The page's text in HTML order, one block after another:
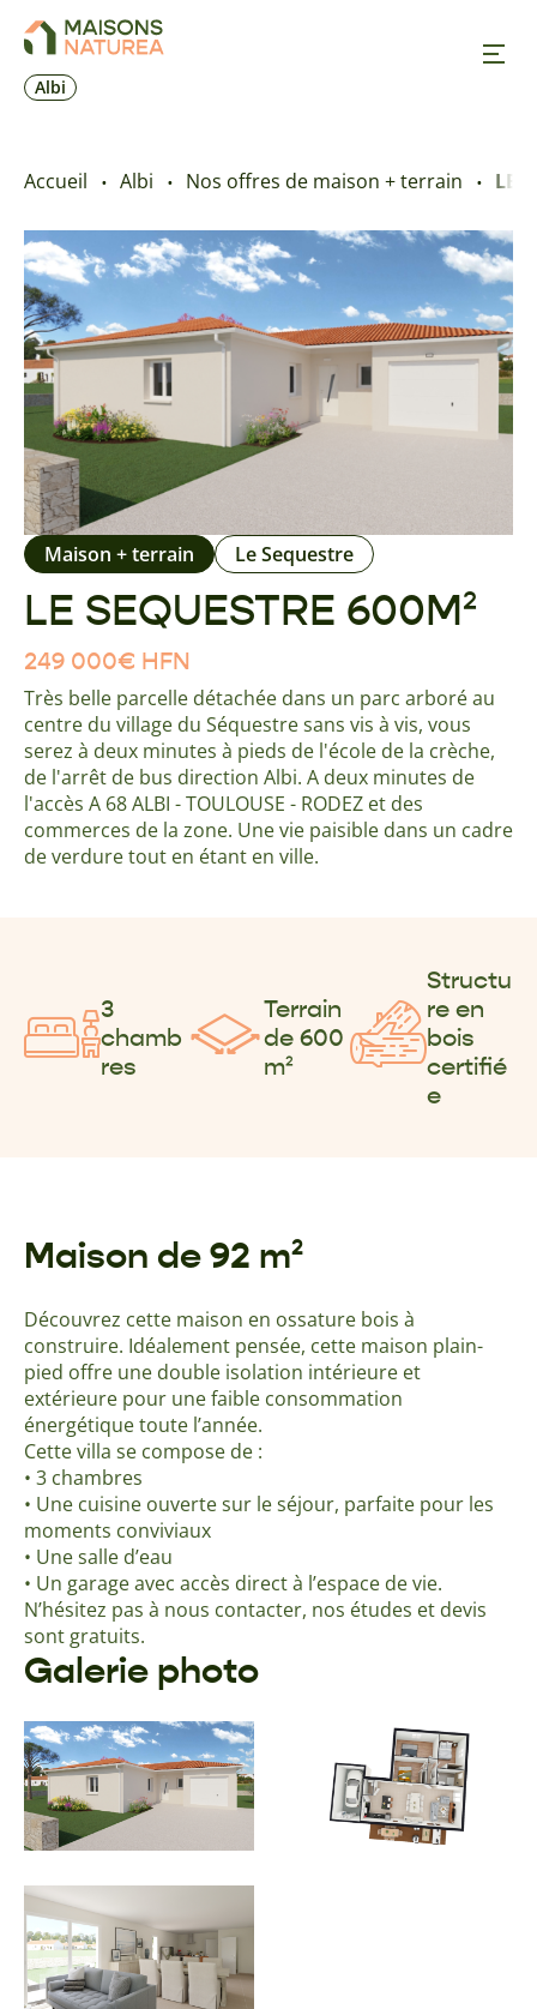
Albi
Nos offres
Prendre RDV
+33 5 32 09 70 17
Accueil Albi Nos offres de maison + terrain LE
LE SEQUESTRE 600M²
Maison + terrain Le Sequestre
249 000€ HFN
Très belle parcelle détachée dans un parc arboré au
centre du village du Séquestre sans vis à vis, vous
serez à deux minutes à pieds de l'école de la crèche,
de l'arrêt de bus direction Albi. A deux minutes de
l'accès A 68 ALBI - TOULOUSE - RODEZ et des
commerces de la zone. Une vie paisible dans un cadre
de verdure tout en étant en ville.
3
chamb
res
Terrain
de 600
m²
Structu
re en
bois
certifié
e
Maison de 92 m²
Découvrez cette maison en ossature bois à
construire. Idéalement pensée, cette maison plain-
pied offre une double isolation intérieure et
extérieure pour une faible consommation
énergétique toute l’année.
Cette villa se compose de :
• 3 chambres
• Une cuisine ouverte sur le séjour, parfaite pour les
moments conviviaux
• Une salle d’eau
• Un garage avec accès direct à l’espace de vie.
N’hésitez pas à nous contacter, nos études et devis
sont gratuits.
Galerie photo